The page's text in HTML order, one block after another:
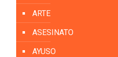
ARTE
ASESINATO
AYUSO